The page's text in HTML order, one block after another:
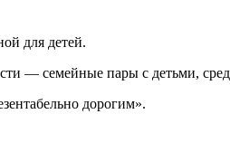
для детей.
— семейные пары с детьми,
дорогим».